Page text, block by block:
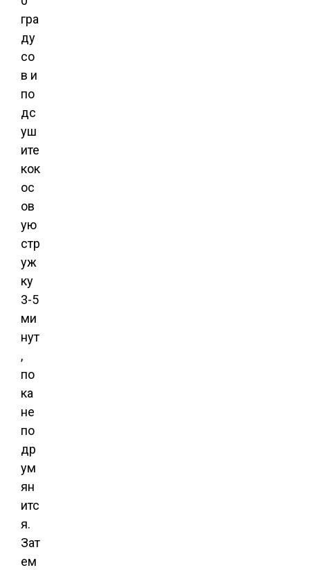
гра
ду
со
в и
по
дс
уш
ите
кок
ос
ов
ую
стр
уж
ку
3-5
ми
нут
,
по
ка
не
по
др
ум
ян
итс
я.
Зат
ем